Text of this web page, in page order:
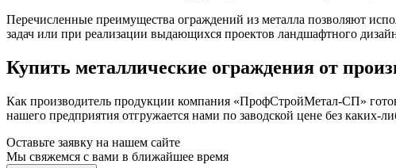
Перечисленные преимущества ограждений из металла позволяют
задач или при реализации выдающихся проектов ландшафтного
Купить металлические ограждения от
Как производитель продукции компания «ПрофСтройМетал-СП»
нашего предприятия отгружается нами по заводской цене без каких-
Оставьте заявку на нашем сайте
Мы свяжемся с вами в ближайшее время